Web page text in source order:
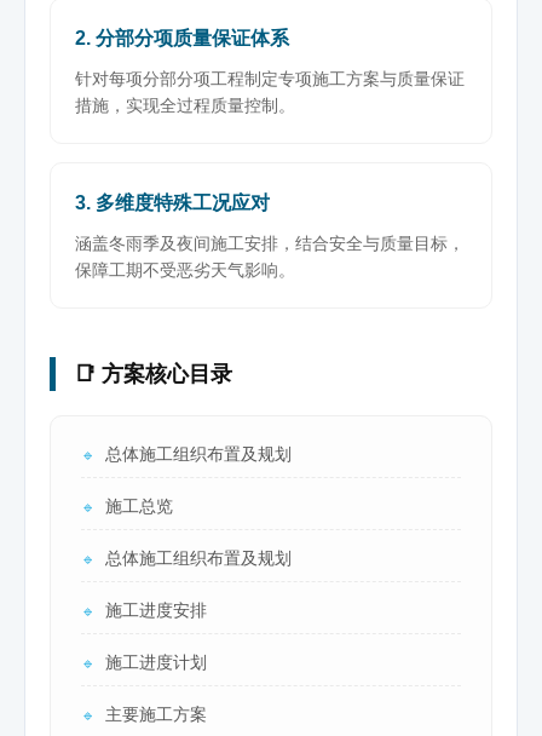
2. 分部分项质量保证体系
针对每项分部分项工程制定专项施工方案与质量保证
措施，实现全过程质量控制。
3. 多维度特殊工况应对
涵盖冬雨季及夜间施工安排，结合安全与质量目标，
保障工期不受恶劣天气影响。
📑 方案核心目录
🔹 总体施工组织布置及规划
🔹 施工总览
🔹 总体施工组织布置及规划
🔹 施工进度安排
🔹 施工进度计划
🔹 主要施工方案